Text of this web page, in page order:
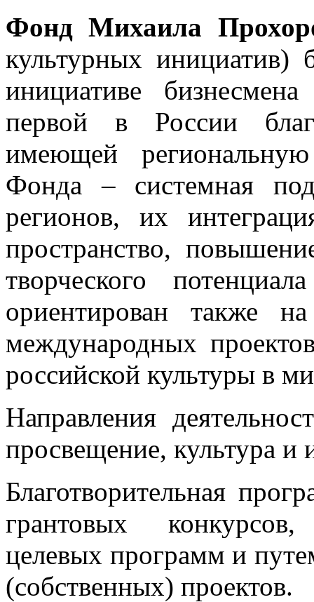
Фонд Михаила
культурных
инициативе
первой в России
имеющей
Фонда – системная
регионов, их
пространство,
творческого
ориентирован также
международных
российской культуры в
Направления
просвещение, культура и
Благотворительная
грантовых
целевых программ и
(собственных) проектов.